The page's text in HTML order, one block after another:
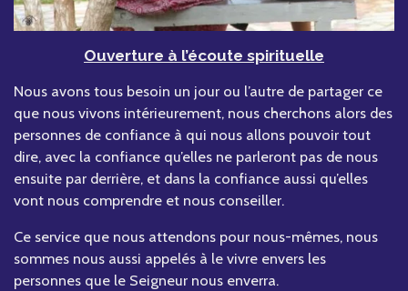
Ouverture à l’écoute spirituelle
Nous avons tous besoin un jour ou l’autre de partager ce
que nous vivons intérieurement, nous cherchons alors des
personnes de confiance à qui nous allons pouvoir tout
dire, avec la confiance qu’elles ne parleront pas de nous
ensuite par derrière, et dans la confiance aussi qu’elles
vont nous comprendre et nous conseiller.
Ce service que nous attendons pour nous-mêmes, nous
sommes nous aussi appelés à le vivre envers les
personnes que le Seigneur nous enverra.